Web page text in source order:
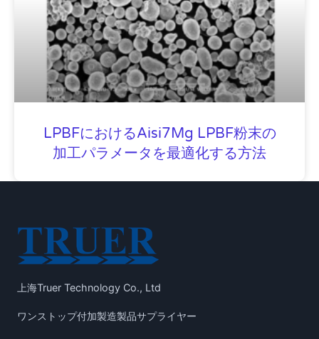
LPBFにおけるAisi7Mg LPBF粉末の
加工パラメータを最適化する方法
上海Truer Technology Co., Ltd
ワンストップ付加製造製品サプライヤー